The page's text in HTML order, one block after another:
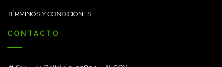
TÉRMINOS Y CONDICIONES
CONTACTO